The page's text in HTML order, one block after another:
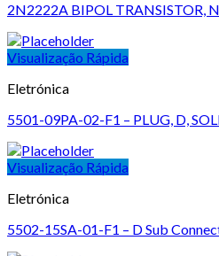
2N2222A BIPOL TRANSISTOR,
Visualização Rápida
Eletrónica
5501-09PA-02-F1 – PLUG, D,
Visualização Rápida
Eletrónica
5502-15SA-01-F1 – D Sub